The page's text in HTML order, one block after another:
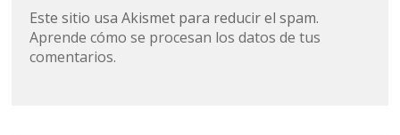
Este sitio usa Akismet para reducir el spam.
Aprende cómo se procesan los datos de tus
comentarios.